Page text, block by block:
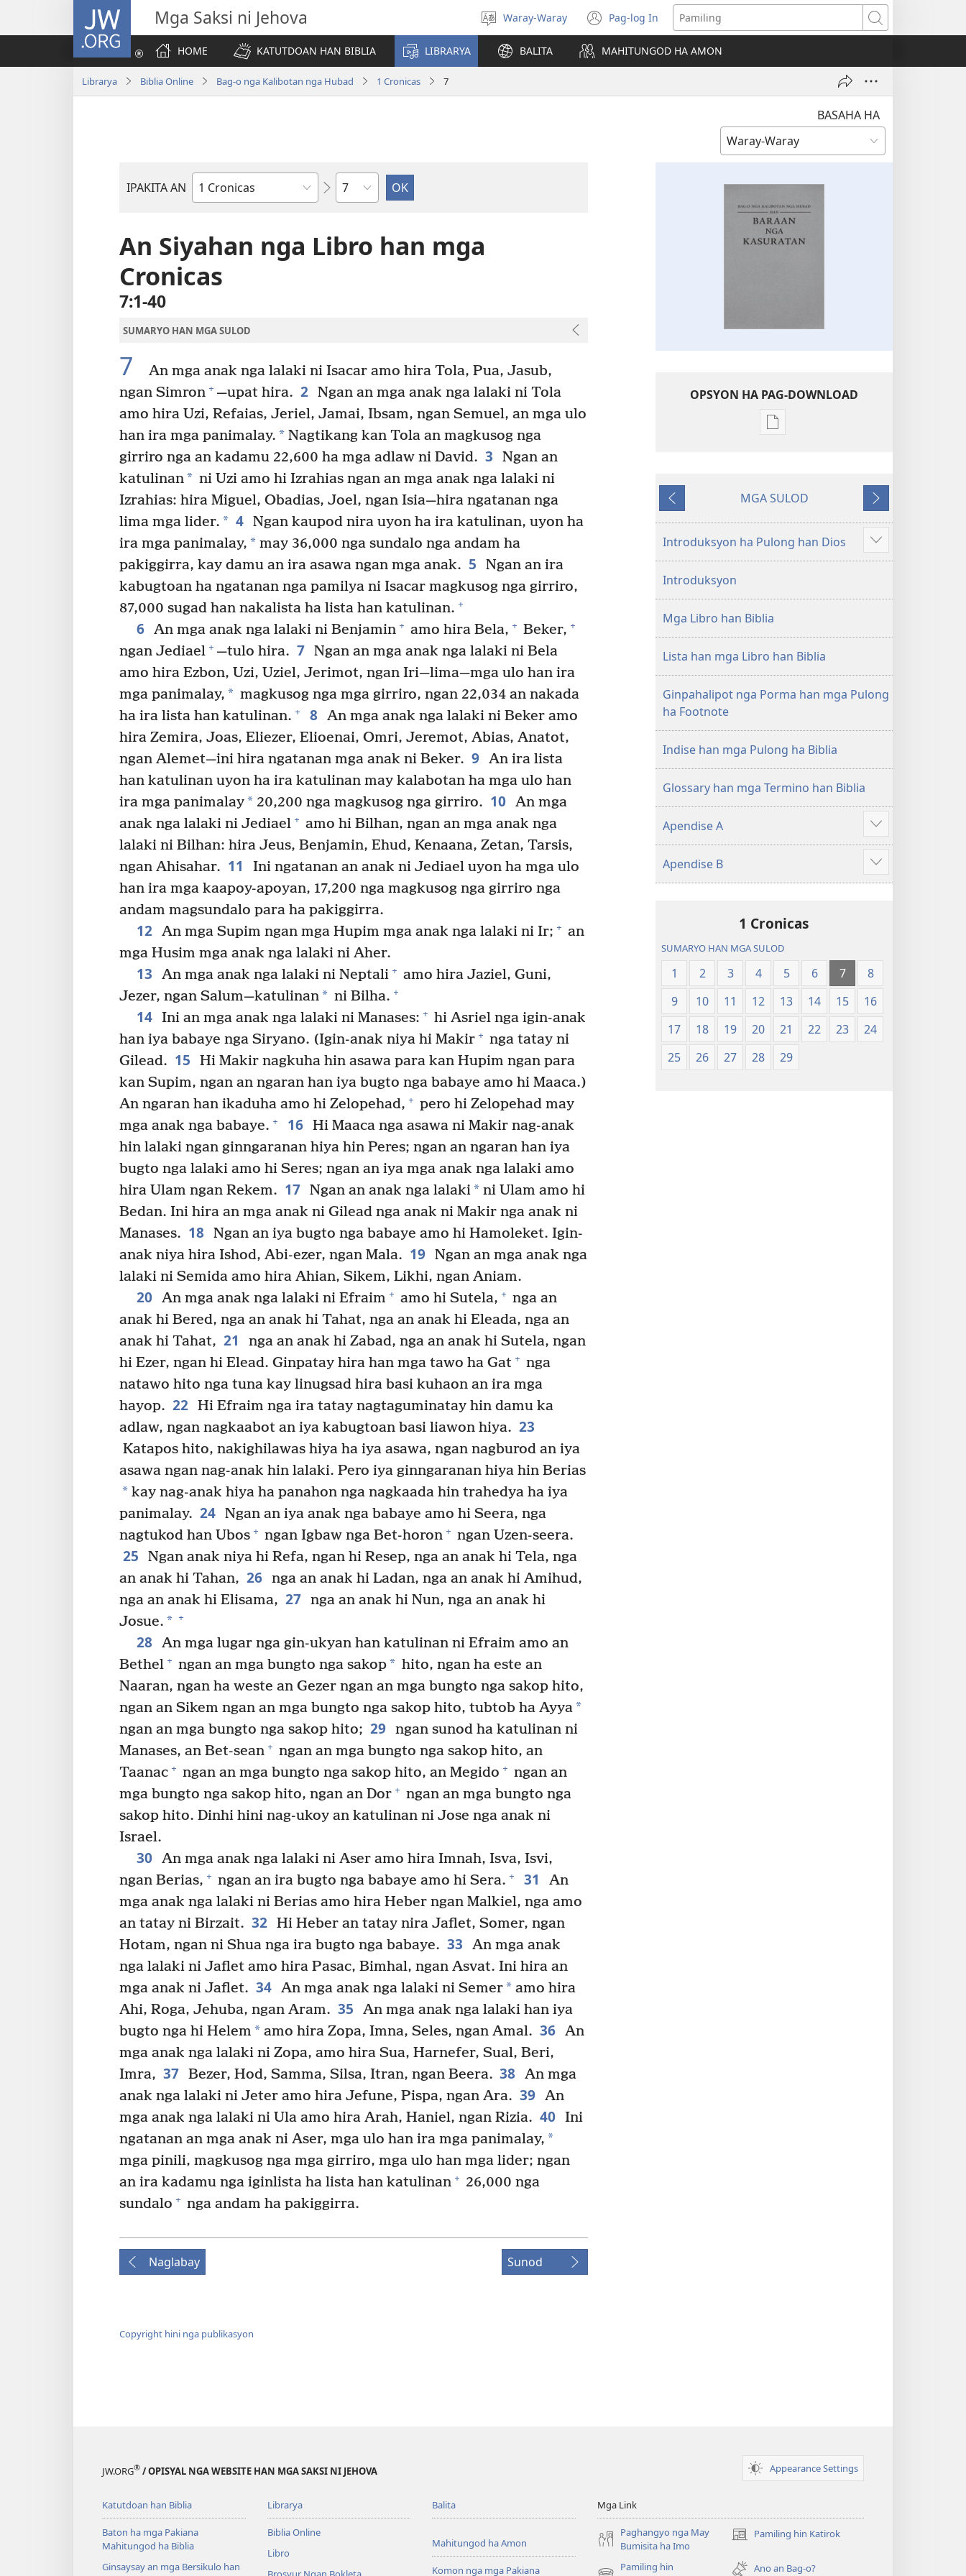
JW.ORG Mga Saksi ni Jehova
Pagpili
hin
yinaknan
Waray-Waray Pag-log In
(opens
new
window)
Pamiling
HOME
KATUTDOAN HAN BIBLIA LIBRARYA BALITA MAHITUNGOD HA AMON
Librarya Biblia Online Bag-o nga Kalibotan nga Hubad 1 Cronicas 7
BASAHA HA
IPAKITA AN
Libro
Biblia
Kapitulo
An Siyahan nga Libro han mga
Cronicas
7:1-40
SUMARYO HAN MGA SULOD
7
An mga anak nga lalaki ni Isacar amo hira Tola, Pua, Jasub,
ngan Simron + —upat hira. 2 Ngan an mga anak nga lalaki ni Tola
amo hira Uzi, Refaias, Jeriel, Jamai, Ibsam, ngan Semuel, an mga ulo
han ira mga panimalay. * Nagtikang kan Tola an magkusog nga
girriro nga an kadamu 22,600 ha mga adlaw ni David. 3
Ngan an
katulinan* ni Uzi amo hi Izrahias ngan an mga anak nga lalaki ni
Izrahias: hira Miguel, Obadias, Joel, ngan Isia—hira ngatanan nga
lima mga lider. * 4 Ngan kaupod nira uyon ha ira katulinan, uyon ha
ira mga panimalay, * may 36,000 nga sundalo nga andam ha
pakiggirra, kay damu an ira asawa ngan mga anak. 5
Ngan an ira
kabugtoan ha ngatanan nga pamilya ni Isacar magkusog nga girriro,
87,000 sugad han nakalista ha lista han katulinan. +
6 An mga anak nga lalaki ni Benjamin + amo hira Bela, + Beker, +
ngan Jediael + —tulo hira. 7 Ngan an mga anak nga lalaki ni Bela
amo hira Ezbon, Uzi, Uziel, Jerimot, ngan Iri—⁠lima⁠—mga ulo han ira
mga panimalay, * magkusog nga mga girriro, ngan 22,034 an nakada
ha ira lista han katulinan. + 8 An mga anak nga lalaki ni Beker amo
hira Zemira, Joas, Eliezer, Elioenai, Omri, Jeremot, Abias, Anatot,
ngan Alemet—ini hira ngatanan mga anak ni Beker. 9 An ira lista
han katulinan uyon ha ira katulinan may kalabotan ha mga ulo han
ira mga panimalay* 20,200 nga magkusog nga girriro. 10 An mga
anak nga lalaki ni Jediael + amo hi Bilhan, ngan an mga anak nga
lalaki ni Bilhan: hira Jeus, Benjamin, Ehud, Kenaana, Zetan, Tarsis,
ngan Ahisahar. 11
Ini ngatanan an anak ni Jediael uyon ha mga ulo
han ira mga kaapoy-apoyan, 17,200 nga magkusog nga girriro nga
andam magsundalo para ha pakiggirra.
12 An mga Supim ngan mga Hupim mga anak nga lalaki ni Ir; + an
mga Husim mga anak nga lalaki ni Aher.
13 An mga anak nga lalaki ni Neptali + amo hira Jaziel, Guni,
Jezer, ngan Salum—katulinan* ni Bilha. +
14 Ini an mga anak nga lalaki ni Manases: + hi Asriel nga igin-anak
han iya babaye nga Siryano. (Igin-anak niya hi Makir + nga tatay ni
Gilead. 15
Hi Makir nagkuha hin asawa para kan Hupim ngan para
kan Supim, ngan an ngaran han iya bugto nga babaye amo hi Maaca.)
An ngaran han ikaduha amo hi Zelopehad, + pero hi Zelopehad may
mga anak nga babaye. + 16 Hi Maaca nga asawa ni Makir nag-anak
hin lalaki ngan ginngaranan hiya hin Peres; ngan an ngaran han iya
bugto nga lalaki amo hi Seres; ngan an iya mga anak nga lalaki amo
hira Ulam ngan Rekem. 17 Ngan an anak nga lalaki*ni Ulam amo hi
Bedan. Ini hira an mga anak ni Gilead nga anak ni Makir nga anak ni
Manases. 18 Ngan an iya bugto nga babaye amo hi Hamoleket. Igin-
anak niya hira Ishod, Abi-ezer, ngan Mala. 19 Ngan an mga anak nga
lalaki ni Semida amo hira Ahian, Sikem, Likhi, ngan Aniam.
20 An mga anak nga lalaki ni Efraim + amo hi Sutela, + nga an
anak hi Bered, nga an anak hi Tahat, nga an anak hi Eleada, nga an
anak hi Tahat, 21
nga an anak hi Zabad, nga an anak hi Sutela, ngan
hi Ezer, ngan hi Elead. Ginpatay hira han mga tawo ha Gat + nga
natawo hito nga tuna kay linugsad hira basi kuhaon an ira mga
hayop. 22 Hi Efraim nga ira tatay nagtaguminatay hin damu ka
adlaw, ngan nagkaabot an iya kabugtoan basi liawon hiya. 23
Katapos hito, nakighilawas hiya ha iya asawa, ngan nagburod an iya
asawa ngan nag-anak hin lalaki. Pero iya ginngaranan hiya hin Berias
* kay nag-anak hiya ha panahon nga nagkaada hin trahedya ha iya
panimalay. 24 Ngan an iya anak nga babaye amo hi Seera, nga
nagtukod han Ubos + ngan Igbaw nga Bet-horon + ngan Uzen-seera.
25
Ngan anak niya hi Refa, ngan hi Resep, nga an anak hi Tela, nga
an anak hi Tahan, 26 nga an anak hi Ladan, nga an anak hi Amihud,
nga an anak hi Elisama, 27 nga an anak hi Nun, nga an anak hi
Josue. * +
28 An mga lugar nga gin-ukyan han katulinan ni Efraim amo an
Bethel + ngan an mga bungto nga sakop* hito, ngan ha este an
Naaran, ngan ha weste an Gezer ngan an mga bungto nga sakop hito,
ngan an Sikem ngan an mga bungto nga sakop hito, tubtob ha Ayya*
ngan an mga bungto nga sakop hito; 29 ngan sunod ha katulinan ni
Manases, an Bet-sean + ngan an mga bungto nga sakop hito, an
Taanac + ngan an mga bungto nga sakop hito, an Megido + ngan an
mga bungto nga sakop hito, ngan an Dor + ngan an mga bungto nga
sakop hito. Dinhi hini nag-ukoy an katulinan ni Jose nga anak ni
Israel.
30 An mga anak nga lalaki ni Aser amo hira Imnah, Isva, Isvi,
ngan Berias, + ngan an ira bugto nga babaye amo hi Sera. + 31
An
mga anak nga lalaki ni Berias amo hira Heber ngan Malkiel, nga amo
an tatay ni Birzait. 32 Hi Heber an tatay nira Jaflet, Somer, ngan
Hotam, ngan ni Shua nga ira bugto nga babaye. 33
An mga anak
nga lalaki ni Jaflet amo hira Pasac, Bimhal, ngan Asvat. Ini hira an
mga anak ni Jaflet. 34 An mga anak nga lalaki ni Semer*amo hira
Ahi, Roga, Jehuba, ngan Aram. 35
An mga anak nga lalaki han iya
bugto nga hi Helem * amo hira Zopa, Imna, Seles, ngan Amal. 36 An
mga anak nga lalaki ni Zopa, amo hira Sua, Harnefer, Sual, Beri,
Imra, 37 Bezer, Hod, Samma, Silsa, Itran, ngan Beera. 38 An mga
anak nga lalaki ni Jeter amo hira Jefune, Pispa, ngan Ara. 39 An
mga anak nga lalaki ni Ula amo hira Arah, Haniel, ngan Rizia. 40 Ini
ngatanan an mga anak ni Aser, mga ulo han ira mga panimalay, *
mga pinili, magkusog nga mga girriro, mga ulo han mga lider; ngan
an ira kadamu nga iginlista ha lista han katulinan + 26,000 nga
sundalo + nga andam ha pakiggirra.
Naglabay Sunod
Copyright hini nga publikasyon
OPSYON HA PAG-DOWNLOAD
Opsyon
hin
nga
mga
o
nga
Kalibotan
nga
Hubad
han
Naglabay
MGA SULOD
Sunod
Introduksyon ha Pulong han Dios
Ipakita
an
Introduksyon
Mga Libro han Biblia
Lista han mga Libro han Biblia
Ginpahalipot nga Porma han mga Pulong
ha Footnote
Indise han mga Pulong ha Biblia
Glossary han mga Termino han Biblia
Apendise A
Ipakita
an
dugang
Apendise B
Ipakita
an
1 Cronicas
SUMARYO HAN MGA SULOD
1 2 3 4 5 6 7
8
9
10 11 12 13 14 15
16
17
18 19 20 21 22 23
24
25
26 27 28 29
JW.ORG® / OPISYAL NGA WEBSITE HAN MGA SAKSI NI JEHOVA Appearance Settings
Katutdoan han Biblia
Baton ha mga Pakiana
Mahitungod ha Biblia
Ginsaysay an mga Bersikulo han
Librarya
Biblia Online
Libro
Balita
Mahitungod ha Amon
Komon nga mga Pakiana
Mga Link
Paghangyo nga May
Bumisita ha Imo
Pamiling hin Katirok
(opens
window)
Pamiling hin
Ano an Bag-o?